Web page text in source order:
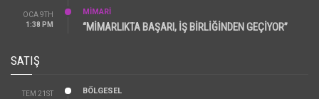
OCA 9TH
1:38 PM
MİMARİ
“MİMARLIKTA BAŞARI, İŞ BİRLİĞİNDEN GEÇİYOR”
SATIŞ
TEM 21ST
BÖLGESEL